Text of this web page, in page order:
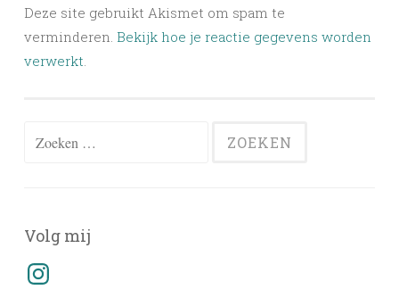
Deze site gebruikt Akismet om spam te
verminderen. Bekijk hoe je reactie gegevens worden
verwerkt.
Zoeken
Volg mij
Instagram